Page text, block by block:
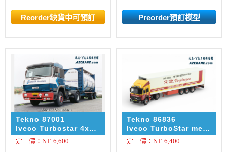
Jönsson
Tekno 87001
Iveco Turbostar 4x2
with 3-axle Silo
trailer Jonker
定 價：NT. 6,600
Tekno 86836
Iveco TurboStar met
3-assige
koeloplegger
定 價：NT. 6,400